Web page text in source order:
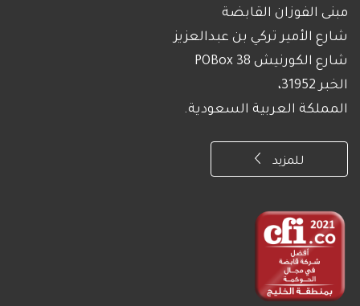
مبنى الفوزان القابضة
شارع الأمير تركي بن عبدالعزيز
شارع الكورنيش POBox 38
الخبر 31952،
المملكة العربية السعودية.
للمزيد